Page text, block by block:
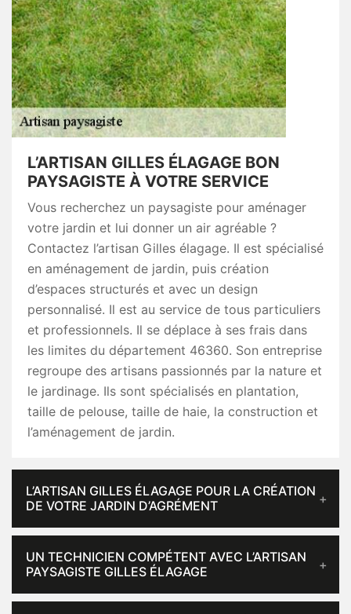
L’ARTISAN GILLES ÉLAGAGE BON
PAYSAGISTE À VOTRE SERVICE
Vous recherchez un paysagiste pour aménager
votre jardin et lui donner un air agréable ?
Contactez l’artisan Gilles élagage. Il est spécialisé
en aménagement de jardin, puis création
d’espaces structurés et avec un design
personnalisé. Il est au service de tous particuliers
et professionnels. Il se déplace à ses frais dans
les limites du département 46360. Son entreprise
regroupe des artisans passionnés par la nature et
le jardinage. Ils sont spécialisés en plantation,
taille de pelouse, taille de haie, la construction et
l’aménagement de jardin.
L’ARTISAN GILLES ÉLAGAGE POUR LA CRÉATION
DE VOTRE JARDIN D’AGRÉMENT
UN TECHNICIEN COMPÉTENT AVEC L’ARTISAN
PAYSAGISTE GILLES ÉLAGAGE